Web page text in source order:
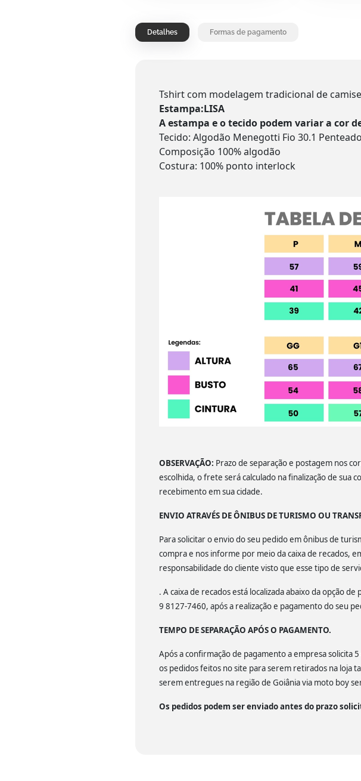
Detalhes Formas de pagamento
Tshirt com modelagem tradicional de
Estampa:LISA
A estampa e o tecido podem variar a cor
Tecido: Algodão Menegotti Fio 30.1 Penteado
Composição 100% algodão
Costura: 100% ponto interlock
OBSERVAÇÃO: Prazo de separação e postagem nos
escolhida, o frete será calculado na finalização de
recebimento em sua cidade.
ENVIO ATRAVÉS DE ÔNIBUS DE TURISMO OU
Para solicitar o envio do seu pedido em ônibus de
compra e nos informe por meio da caixa de recados,
responsabilidade do cliente visto que esse tipo de
. A caixa de recados está localizada abaixo da opção
9 8127-7460, após a realização e pagamento do seu
TEMPO DE SEPARAÇÃO APÓS O PAGAMENTO.
Após a confirmação de pagamento a empresa solicita
os pedidos feitos no site para serem retirados na loja
serem entregues na região de Goiânia via moto boy
Os pedidos podem ser enviado antes do prazo